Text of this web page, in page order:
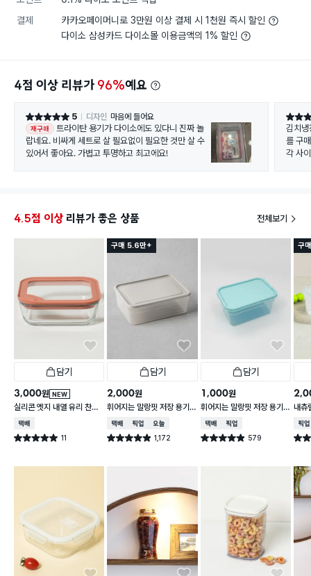
결제
카카오페이머니로 3만원 이상 결제 시 1천원 즉시 할인
다이소 삼성카드 다이소몰 이용금액의 1% 할인
4점 이상 리뷰가 96%예요
별점 5점 5 디자인 마음에 들어요
재구매
트라이탄 용기가 다이소에도 있다니 진짜 놀
랍네요. 비싸게 세트로 살 필요없이 필요한 것만 살 수
있어서 좋아요. 가볍고 투명하고 최고에요!
별점 5
김치냉
를 구
각 사
4.5점 이상 리뷰가 좋은 상품 전체보기
담기
NEW
3,000원
실리콘 엣지 내열 유리 찬통
550 ml
택배배송
별점 5.0점 11
건 작성
구매 5.6만+
담기
2,000원
휘어지는 말랑핏 저장 용기
2 L 그레이
택배배송매장픽업오늘배송
별점 4.9점 1,172
건 작성
담기
1,000원
휘어지는 말랑핏 저장 용기
900ml 스카이블루
택배배송매장픽업
별점 4.9점 579
건 작성
구
내츄
매장
별점